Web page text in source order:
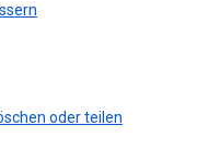
oder teilen